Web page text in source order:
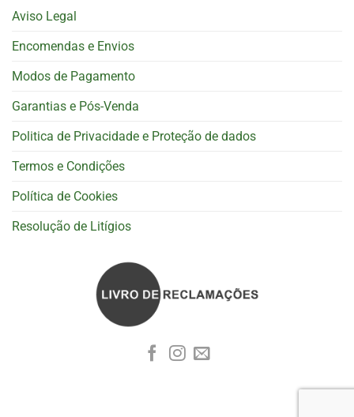
Aviso Legal
Encomendas e Envios
Modos de Pagamento
Garantias e Pós-Venda
Politica de Privacidade e Proteção de dados
Termos e Condições
Política de Cookies
Resolução de Litígios